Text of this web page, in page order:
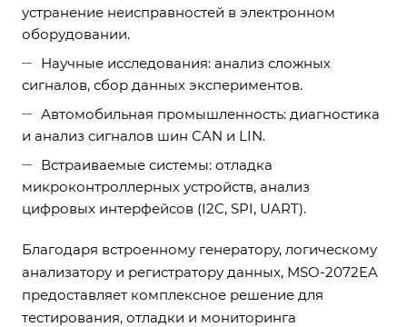
устранение неисправностей в электронном
оборудовании.
Научные исследования: анализ сложных
сигналов, сбор данных экспериментов.
Автомобильная промышленность: диагностика
и анализ сигналов шин CAN и LIN.
Встраиваемые системы: отладка
микроконтроллерных устройств, анализ
цифровых интерфейсов (I2C, SPI, UART).
Благодаря встроенному генератору, логическому
анализатору и регистратору данных, MSO-2072EA
предоставляет комплексное решение для
тестирования, отладки и мониторинга